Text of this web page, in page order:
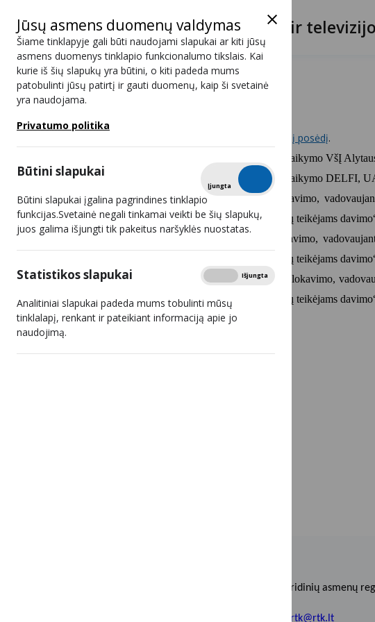
Jūsų asmens duomenų valdymas
Šiame tinklapyje gali būti naudojami slapukai ar kiti jūsų
asmens duomenys tinklapio funkcionalumo tikslais. Kai
kurie iš šių slapukų yra būtini, o kiti padeda mums
patobulinti jūsų patirtį ir gauti duomenų, kaip ši svetainė
yra naudojama.
Privatumo politika
Būtini slapukai
Tikrinti
Įjungta
Būtini slapukai įgalina pagrindines tinklapio
funkcijas.Svetainė negali tinkamai veikti be šių slapukų,
juos galima išjungti tik pakeitus naršyklės nuostatas.
Statistikos slapukai Rodyti Išjungta
Analitiniai slapukai padeda mums tobulinti mūsų
tinklalapį, renkant ir pateikiant informaciją apie jo
naudojimą.
Lietuvos radijo ir
Posėdžių darbotvarkės
Nuoroda į posėdį.
Dėl administracinės atsakomybės taikymo VšĮ
Dėl administracinės atsakomybės taikymo DELFI,
Dėl domeno vardo kopijos blokavimo,
nurodymų interneto prieigos paslaugų teikėjams
Dėl domeno vardo kopijos blokavimo,
nurodymų interneto prieigos paslaugų teikėjams
Dėl domeno vardo 2-os kopijos blokavimo,
nurodymų interneto prieigos paslaugų teikėjams
Duomenys apie įstaigą kaupiami ir saugomi Juridinių asmenų
lrtk@rtk.lt